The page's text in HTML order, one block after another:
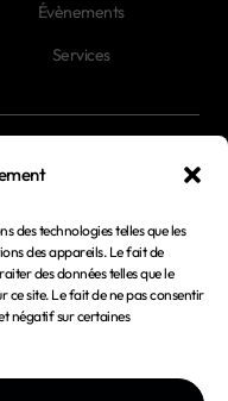
des technologies telles que les
des appareils. Le fait de
des données telles que le
ce site. Le fait de ne pas consentir
négatif sur certaines
Évènements
Services